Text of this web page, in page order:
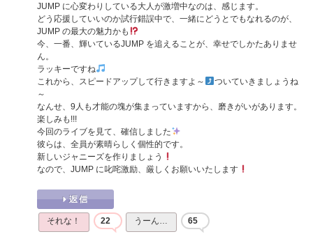
JUMP に心変わりしている大人が激増中なのは、感じます。
どう応援していいのか試行錯誤中で、一緒にどうとでもなれるのが、
JUMP の最大の魅力かも
今、一番、輝いているJUMP を追えることが、幸せでしかたありませ
ん。
ラッキーですね
これから、スピードアップして行きますよ～
ついていきましょうね
～
なんせ、9人も才能の塊が集まっていますから、磨きがいがあります。
楽しみも!!!
今回のライブを見て、確信しました
彼らは、全員が素晴らしく個性的です。
新しいジャニーズを作りましょう
なので、JUMP に叱咤激励、厳しくお願いいたします
それな！ 22 うーん… 65